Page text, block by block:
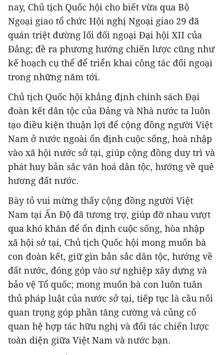
nay, Chủ tịch Quốc hội cho biết vừa qua Bộ
Ngoại giao tổ chức Hội nghị Ngoại giao 29 đã
quán triệt đường lối đối ngoại Đại hội XII của
Đảng; đề ra phương hướng chiến lược cũng như
kế hoạch cụ thể để triển khai công tác đối ngoại
trong những năm tới.
Chủ tịch Quốc hội khẳng định chính sách Đại
đoàn kết dân tộc của Đảng và Nhà nước ta luôn
tạo điều kiện thuận lợi để cộng đồng người Việt
Nam ở nước ngoài ổn định cuộc sống, hoà nhập
vào xã hội nước sở tại, giúp cộng đồng duy trì và
phát huy bản sắc văn hoá dân tộc, hướng về quê
hương đất nước.
Bày tỏ vui mừng thấy cộng đồng người Việt
Nam tại Ấn Độ đã tương trợ, giúp đỡ nhau vượt
qua khó khăn để ổn định cuộc sống, hòa nhập
xã hội sở tại, Chủ tịch Quốc hội mong muốn bà
con đoàn kết, giữ gìn bản sắc dân tộc, hướng về
đất nước, đóng góp vào sự nghiệp xây dựng và
bảo vệ Tổ quốc; mong muốn bà con luôn tuân
thủ pháp luật của nước sở tại, tiếp tục là cầu nối
quan trọng góp phần tăng cường và củng cố
quan hệ hợp tác hữu nghị và đối tác chiến lược
toàn diện giữa Việt Nam và nước bạn.